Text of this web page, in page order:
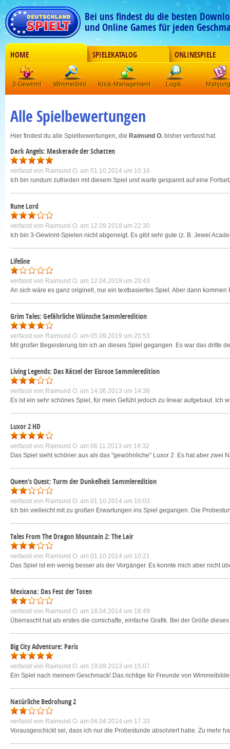
Bei uns findest du die besten
und Online Games für jeden
HOME SPIELEKATALOG ONLINESPIELE
3-Gewinnt Wimmelbild Klick-Management Logik Mahjong
Alle Spielbewertungen
Hier findest du alle Spielbewertungen, die Raimund O. bisher verfasst hat.
Dark Angels: Maskerade der Schatten
verfasst von Raimund O. am 01.10.2014 um 10:16
Ich bin rundum zufrieden mit diesem Spiel und warte gespannt auf eine
Rune Lord
verfasst von Raimund O. am 12.09.2018 um 22:30
Ich bin 3-Gewinnt-Spielen nicht abgeneigt. Es gibt sehr gute (z. B. Jewel
Lifeline
verfasst von Raimund O. am 12.04.2019 um 20:43
An sich wäre es ganz originell, nur ein textbasiertes Spiel. Aber dann
Grim Tales: Gefährliche Wünsche Sammleredition
verfasst von Raimund O. am 05.09.2019 um 20:53
Mit großer Begeisterung bin ich an dieses Spiel gegangen. Es war das dritte
Living Legends: Das Rätsel der Eisrose Sammleredition
verfasst von Raimund O. am 14.06.2013 um 14:38
Es ist ein sehr schönes Spiel, für mein Gefühl jedoch zu linear aufgebaut.
Luxor 2 HD
verfasst von Raimund O. am 06.11.2013 um 14:32
Das Spiel sieht schöner aus als das "gewöhnliche" Luxor 2. Es hat aber
Queen's Quest: Turm der Dunkelheit Sammleredition
verfasst von Raimund O. am 01.10.2014 um 10:03
Ich bin vielleicht mit zu großen Erwartungen ins Spiel gegangen. Die
Tales From The Dragon Mountain 2: The Lair
verfasst von Raimund O. am 01.10.2014 um 10:21
Das Spiel ist ein wenig besser als der Vorgänger. Es konnte mich aber nicht
Mexicana: Das Fest der Toten
verfasst von Raimund O. am 18.04.2014 um 18:49
Überrascht hat als erstes die comichafte, einfache Grafik. Bei der Größe
Big City Adventure: Paris
verfasst von Raimund O. am 19.09.2013 um 15:07
Ein Spiel nach meinem Geschmack! Das richtige für Freunde von
Natürliche Bedrohung 2
verfasst von Raimund O. am 04.04.2014 um 17:33
Vorausgeschickt sei, dass ich nur die Probestunde absolviert habe. Zu mehr